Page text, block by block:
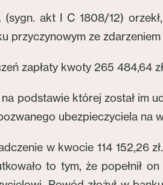
akt I C 1808/12)
przyczynowym ze
zapłaty kwoty 265 484,64
podstawie której został im
ubezpieczyciela na
w kwocie 114 152,26
to tym, że popełnił